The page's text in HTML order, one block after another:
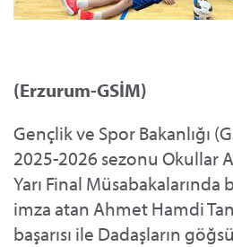
(Erzurum-GSİM)
Gençlik ve Spor Bakanlığı
2025-2026 sezonu Okullar
Yarı Final Müsabakalarında
imza atan Ahmet Hamdi
başarısı ile Dadaşların